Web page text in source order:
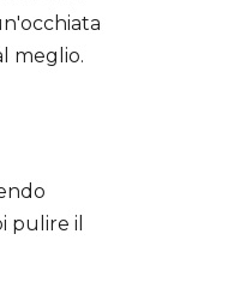
meglio.
pulire il